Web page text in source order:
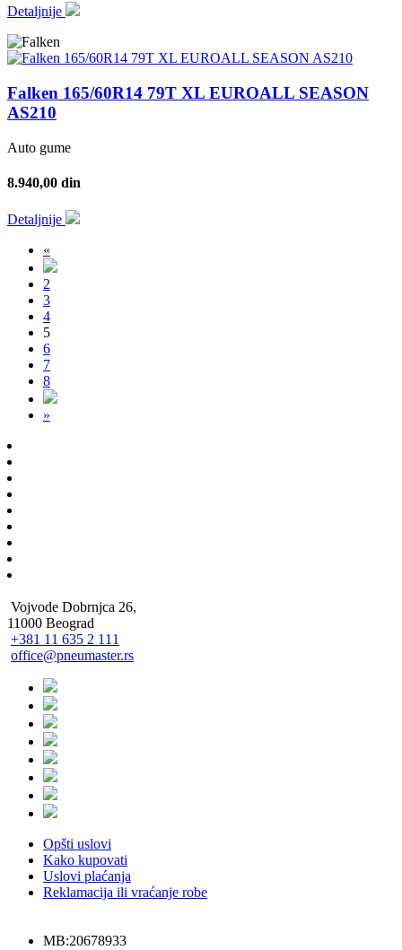
Detaljnije
Falken 165/60R14 79T XL EUROALL SEASON
AS210
Auto gume
8.940,00 din
Detaljnije
«
2
3
4
5
6
7
8
»
Vojvode Dobrnjca 26,
11000 Beograd
+381 11 635 2 111
office@pneumaster.rs
Opšti uslovi
Kako kupovati
Uslovi plaćanja
Reklamacija ili vraćanje robe
MB:20678933